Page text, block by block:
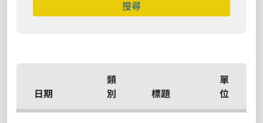
日期
類
別
標題
單
位